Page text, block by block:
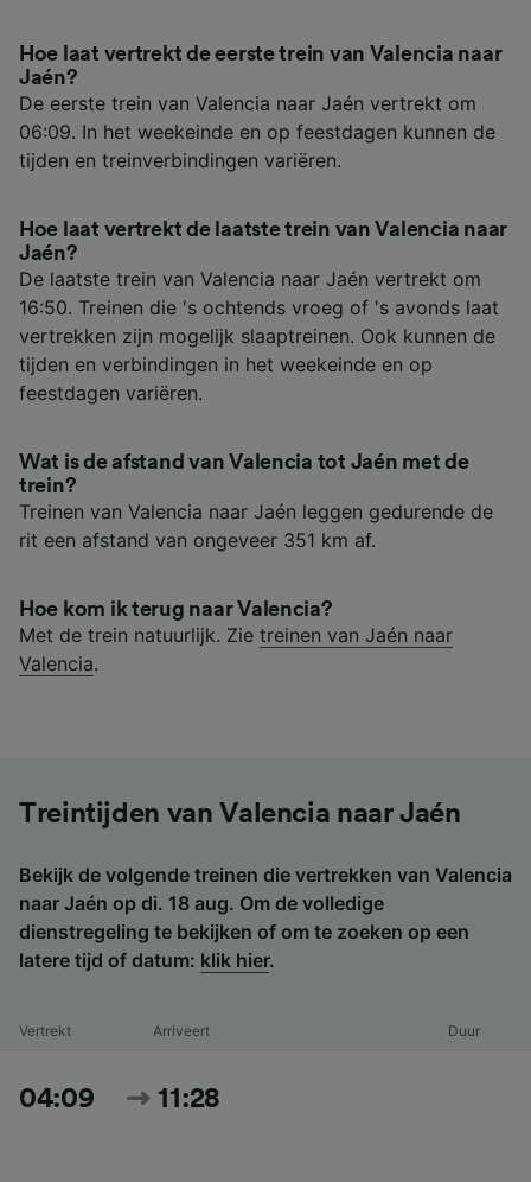
Hoe laat vertrekt de eerste trein van Valencia naar
Jaén?
De eerste trein van Valencia naar Jaén vertrekt om
06:09. In het weekeinde en op feestdagen kunnen de
tijden en treinverbindingen variëren.
Hoe laat vertrekt de laatste trein van Valencia naar
Jaén?
De laatste trein van Valencia naar Jaén vertrekt om
16:50. Treinen die 's ochtends vroeg of 's avonds laat
vertrekken zijn mogelijk slaaptreinen. Ook kunnen de
tijden en verbindingen in het weekeinde en op
feestdagen variëren.
Wat is de afstand van Valencia tot Jaén met de
trein?
Treinen van Valencia naar Jaén leggen gedurende de
rit een afstand van ongeveer 351 km af.
Hoe kom ik terug naar Valencia?
Met de trein natuurlijk. Zie treinen van Jaén naar
Valencia.
Treintijden van Valencia naar Jaén
Bekijk de volgende treinen die vertrekken van Valencia
naar Jaén op di. 18 aug. Om de volledige
dienstregeling te bekijken of om te zoeken op een
latere tijd of datum: klik hier.
Vertrekt Arriveert Duur
04:09 11:28